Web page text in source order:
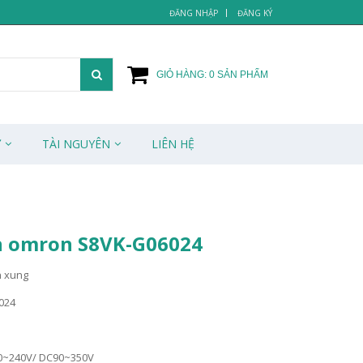
ĐĂNG NHẬP ĐĂNG KÝ
GIỎ HÀNG: 0 SẢN PHẨM
TÀI NGUYÊN LIÊN HỆ
S8VK-G06024
xung
DC90~350V